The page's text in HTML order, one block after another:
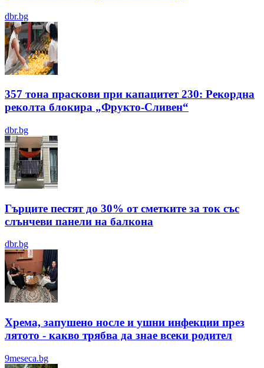
dbr.bg
357 тона праскови при капацитет 230: Рекордна
реколта блокира „Фрукто-Сливен“
dbr.bg
Гърците пестят до 30% от сметките за ток със
слънчеви панели на балкона
dbr.bg
Хрема, запушено носле и ушни инфекции през
лятотo - какво трябва да знае всеки родител
9meseca.bg